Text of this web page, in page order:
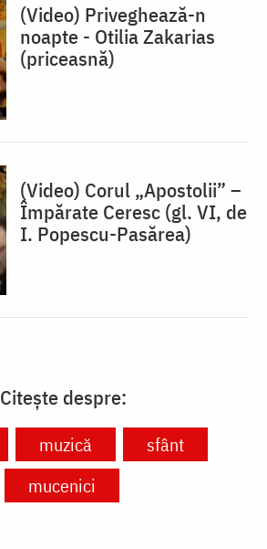
(Video) Priveghează-n
noapte - Otilia Zakarias
(priceasnă)
(Video) Corul „Apostolii” –
⁠Împărate Ceresc (gl. VI, de
I. Popescu-Pasărea)
Citește despre:
muzică
sfânt
mucenici